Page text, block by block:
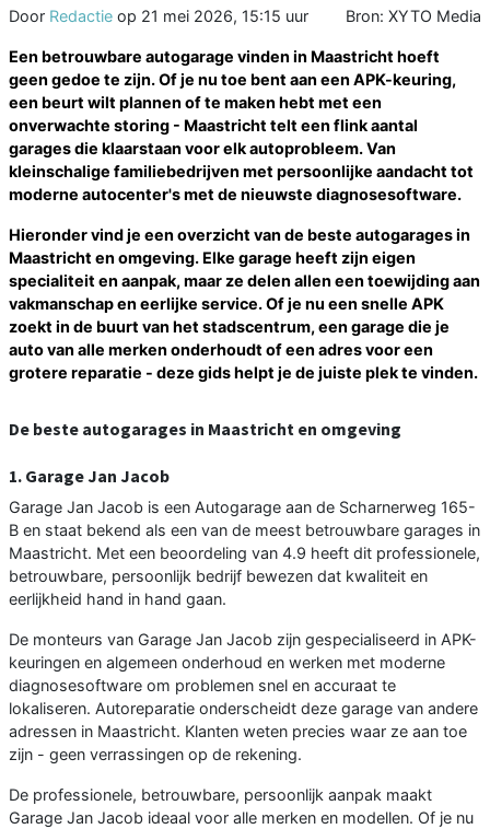
Door Redactie op 21 mei 2026, 15:15 uur Bron: XYTO Media
Een betrouwbare autogarage vinden in Maastricht hoeft
geen gedoe te zijn. Of je nu toe bent aan een APK-keuring,
een beurt wilt plannen of te maken hebt met een
onverwachte storing - Maastricht telt een flink aantal
garages die klaarstaan voor elk autoprobleem. Van
kleinschalige familiebedrijven met persoonlijke aandacht tot
moderne autocenter's met de nieuwste diagnosesoftware.
Hieronder vind je een overzicht van de beste autogarages in
Maastricht en omgeving. Elke garage heeft zijn eigen
specialiteit en aanpak, maar ze delen allen een toewijding aan
vakmanschap en eerlijke service. Of je nu een snelle APK
zoekt in de buurt van het stadscentrum, een garage die je
auto van alle merken onderhoudt of een adres voor een
grotere reparatie - deze gids helpt je de juiste plek te vinden.
De beste autogarages in Maastricht en omgeving
1. Garage Jan Jacob
Garage Jan Jacob is een Autogarage aan de Scharnerweg 165-
B en staat bekend als een van de meest betrouwbare garages in
Maastricht. Met een beoordeling van 4.9 heeft dit professionele,
betrouwbare, persoonlijk bedrijf bewezen dat kwaliteit en
eerlijkheid hand in hand gaan.
De monteurs van Garage Jan Jacob zijn gespecialiseerd in APK-
keuringen en algemeen onderhoud en werken met moderne
diagnosesoftware om problemen snel en accuraat te
lokaliseren. Autoreparatie onderscheidt deze garage van andere
adressen in Maastricht. Klanten weten precies waar ze aan toe
zijn - geen verrassingen op de rekening.
De professionele, betrouwbare, persoonlijk aanpak maakt
Garage Jan Jacob ideaal voor alle merken en modellen. Of je nu